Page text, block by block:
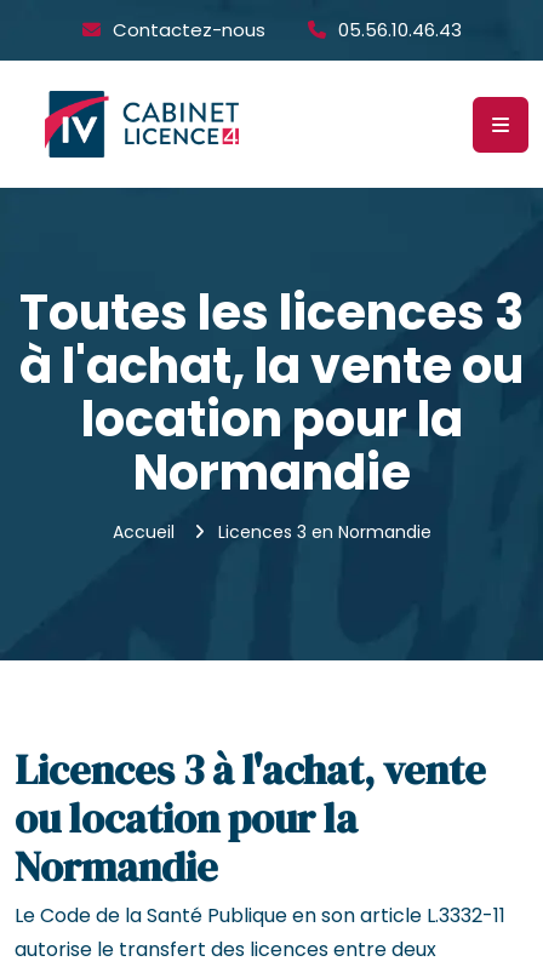
Contactez-nous 05.56.10.46.43
Toutes les licences 3
à l'achat, la vente ou
location pour la
Normandie
Accueil Licences 3 en Normandie
Licences 3 à l'achat, vente
ou location pour la
Normandie
Le Code de la Santé Publique en son article L.3332-11
autorise le transfert des licences entre deux